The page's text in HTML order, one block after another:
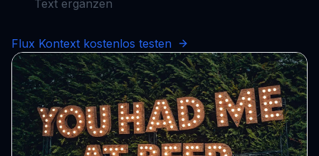
Text ergänzen
Flux Kontext kostenlos testen